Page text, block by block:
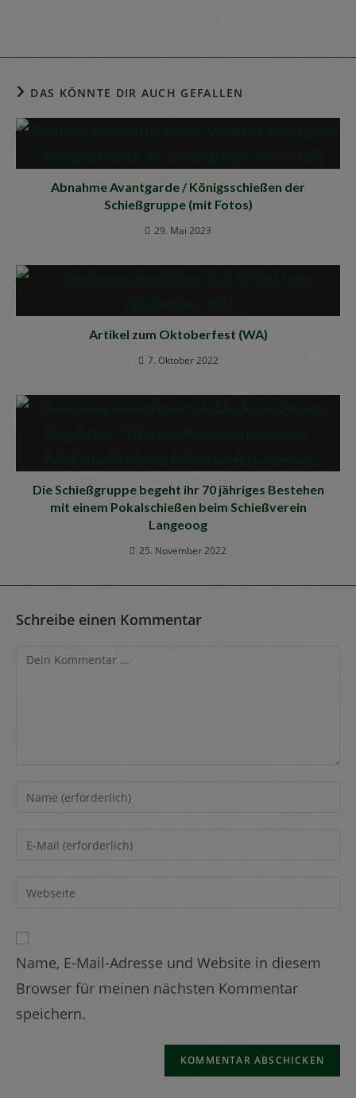
DAS KÖNNTE DIR AUCH GEFALLEN
Abnahme Avantgarde / Königsschießen der
Schießgruppe (mit Fotos)
29. Mai 2023
Artikel zum Oktoberfest (WA)
7. Oktober 2022
Die Schießgruppe begeht ihr 70 jähriges Bestehen
mit einem Pokalschießen beim Schießverein
Langeoog
25. November 2022
Schreibe einen Kommentar
Name, E-Mail-Adresse und Website in diesem
Browser für meinen nächsten Kommentar
speichern.